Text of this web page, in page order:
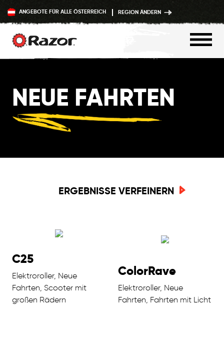
springen
ANGEBOTE FÜR ALLE ÖSTERREICH REGION ÄNDERN
NEUE FAHRTEN
ERGEBNISSE VERFEINERN
C25
Elektroroller, Neue
Fahrten, Scooter mit
großen Rädern
ColorRave
Elektroroller, Neue
Fahrten, Fahrten mit Licht